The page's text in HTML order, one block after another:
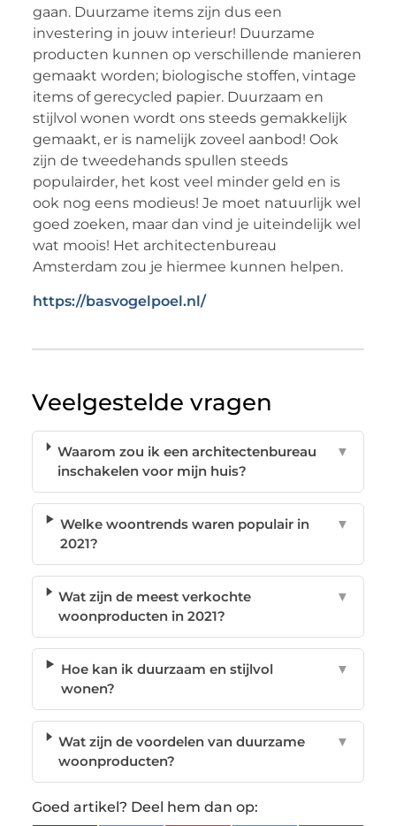
gaan. Duurzame items zijn dus een
investering in jouw interieur! Duurzame
producten kunnen op verschillende manieren
gemaakt worden; biologische stoffen, vintage
items of gerecycled papier. Duurzaam en
stijlvol wonen wordt ons steeds gemakkelijk
gemaakt, er is namelijk zoveel aanbod! Ook
zijn de tweedehands spullen steeds
populairder, het kost veel minder geld en is
ook nog eens modieus! Je moet natuurlijk wel
goed zoeken, maar dan vind je uiteindelijk wel
wat moois! Het architectenbureau
Amsterdam zou je hiermee kunnen helpen.
https://basvogelpoel.nl/
Veelgestelde vragen
Waarom zou ik een architectenbureau
inschakelen voor mijn huis?
▼
Welke woontrends waren populair in
2021?
▼
Wat zijn de meest verkochte
woonproducten in 2021?
▼
Hoe kan ik duurzaam en stijlvol
wonen?
▼
Wat zijn de voordelen van duurzame
woonproducten?
▼
Goed artikel? Deel hem dan op: